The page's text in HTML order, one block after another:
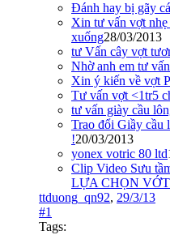
Đánh hay bị gãy
Xin tư vấn vợt nhẹ
xuống28/03/2013
tư Vấn cây vợt
Nhờ anh em tư vấn
Xin ý kiến về vợt
Tư vấn vợt <1tr5
tư vấn giày cầu
Trao đổi Giầy cầu
!20/03/2013
yonex votric 80 ltd
Clip Video Sưu
LỰA CHỌN
ttduong_qn92, 29/3/13
#1
Tags: